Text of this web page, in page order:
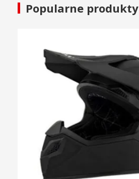
Popularne produkty